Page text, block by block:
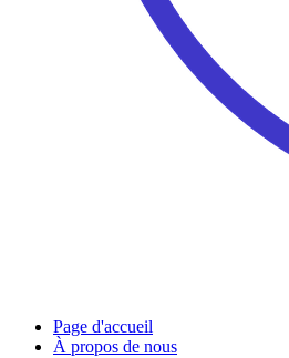
Page d'accueil
À propos de nous